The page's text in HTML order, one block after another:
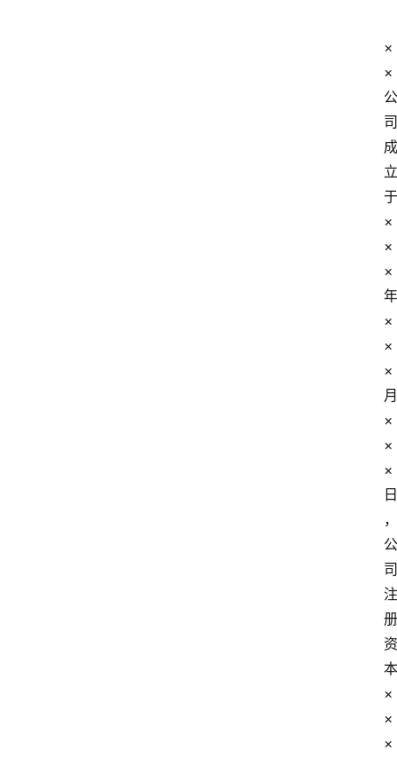
×
×
公
司
成
立
于
×
×
×
年
×
×
×
月
×
×
×
日
，
公
司
注
册
资
本
×
×
×